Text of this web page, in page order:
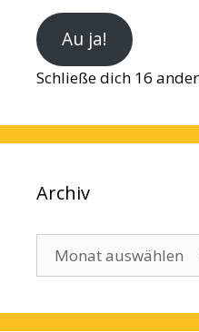
Au ja!
Schließe dich 16
Archiv